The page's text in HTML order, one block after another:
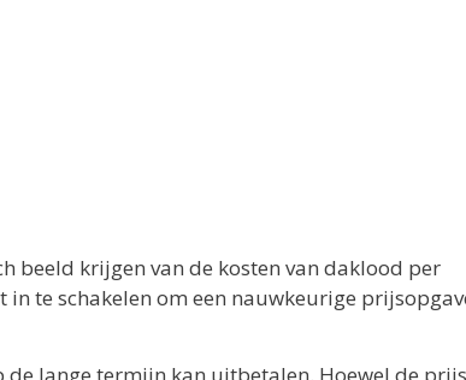
beeld krijgen van de kosten van daklood per
te schakelen om een nauwkeurige